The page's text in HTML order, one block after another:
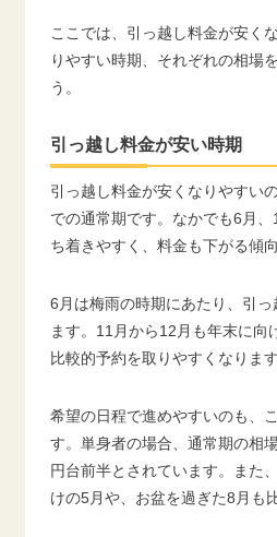
ここでは、引っ越し料金が安く
りやすい時期、それぞれの相場
う。
引っ越し料金が安い時期
引っ越し料金が安くなりやすい
での通常期です。なかでも6月
ち着きやすく、料金も下がる傾
6月は梅雨の時期にあたり、引っ
ます。11月から12月も年末に向
比較的予約を取りやすくなります
希望の日程で進めやすいのも、
す。単身者の場合、通常期の相
円台前半とされています。また
けの5月や、お盆を過ぎた8月も